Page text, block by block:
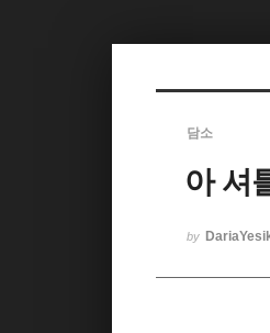
담소
아 셔
by
스케치북5
스케치북5